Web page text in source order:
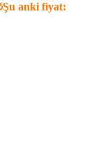
Şu anki fiyat: